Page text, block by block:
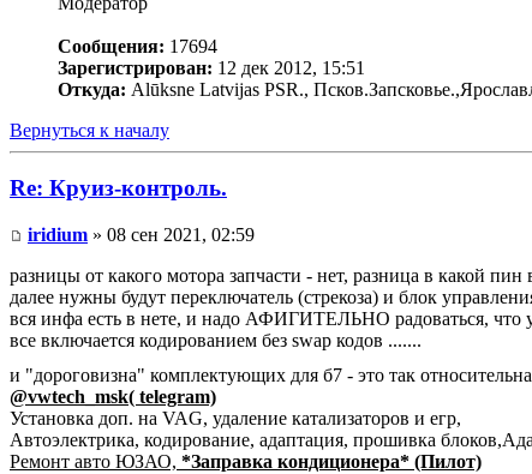
Сообщения: 17694
Зарегистрирован: 12 дек 2012, 15:51
Откуда: Alūksne Latvijas PSR.,
Вернуться к началу
Re: Круиз-контроль.
iridium » 08 сен 2021, 02:59
разницы от какого мотора запчасти - нет, разница в какой пин
далее нужны будут переключатель (стрекоза) и блок
вся инфа есть в нете, и надо АФИГИТЕЛЬНО радоваться, что
все включается кодированием без swap кодов .......
и "дороговизна" комплектующих для б7 - это так
@vwtech_msk( telegram)
Установка доп. на VAG, удаление катализаторов и егр,
Автоэлектрика, кодирование, адаптация, прошивка
Ремонт авто ЮЗАО, *Заправка кондиционера* (Пилот)